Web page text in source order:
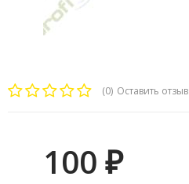
(0) Оставить отзыв
100 ₽